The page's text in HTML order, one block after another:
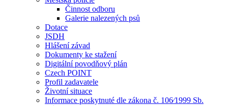
Činnost odboru
Galerie nalezených psů
Dotace
JSDH
Hlášení závad
Dokumenty ke stažení
Digitální povodňový plán
Czech POINT
Profil zadavatele
Životní situace
Informace poskytnuté dle zákona č. 106⁄1999 Sb.